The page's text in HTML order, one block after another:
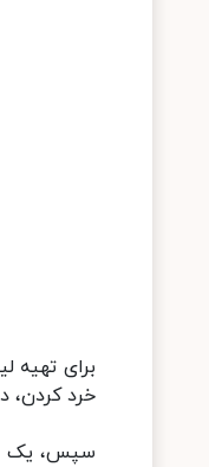
برای تهیه
خرد کردن،
سپس، یک